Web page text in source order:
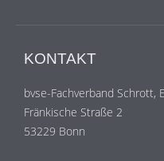
KONTAKT
bvse-Fachverband Schrott,
Fränkische Straße 2
53229 Bonn